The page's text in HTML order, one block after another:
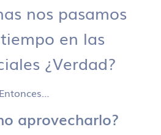
nos pasamos
en las
¿Verdad?
Entonces…
aprovecharlo?